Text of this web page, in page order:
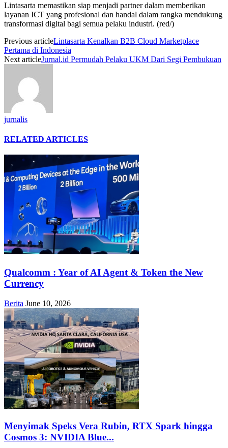
Lintasarta memastikan siap menjadi partner dalam memberikan
layanan ICT yang profesional dan handal dalam rangka mendukung
transformasi digital bagi semua pelaku industri. (red/)
Previous articleLintasarta Kenalkan B2B Cloud Marketplace
Pertama di Indonesia
Next articleJurnal.id Permudah Pelaku UKM Dari Segi Pembukuan
jurnalis
RELATED ARTICLES
Qualcomm : Year of AI Agent & Token the New
Currency
Berita June 10, 2026
Menyimak Speks Vera Rubin, RTX Spark hingga
Cosmos 3: NVIDIA Blue...